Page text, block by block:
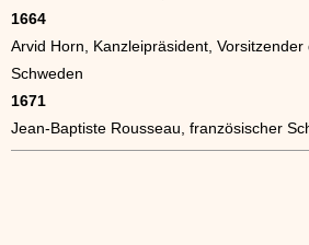
1664
Arvid Horn, Kanzleipräsident,
Schweden
1671
Jean-Baptiste Rousseau, französischer